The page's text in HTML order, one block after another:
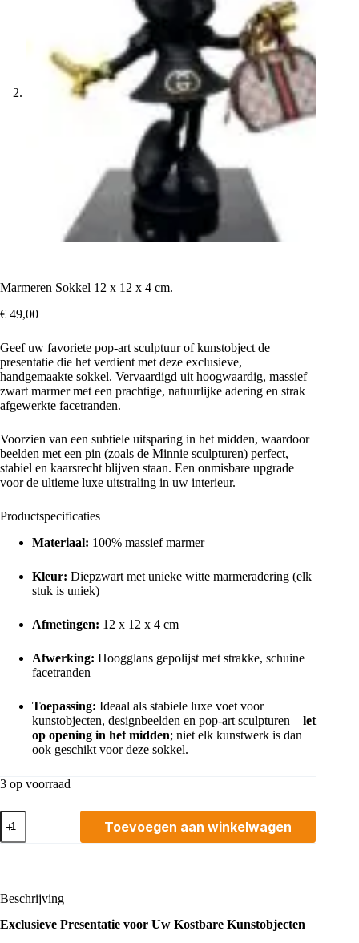
Marmeren Sokkel 12 x 12 x 4 cm.
€ 49,00
Geef uw favoriete pop-art sculptuur of kunstobject de
presentatie die het verdient met deze exclusieve,
handgemaakte sokkel. Vervaardigd uit hoogwaardig, massief
zwart marmer met een prachtige, natuurlijke adering en strak
afgewerkte facetranden.
Voorzien van een subtiele uitsparing in het midden, waardoor
beelden met een pin (zoals de Minnie sculpturen) perfect,
stabiel en kaarsrecht blijven staan. Een onmisbare upgrade
voor de ultieme luxe uitstraling in uw interieur.
Productspecificaties
Materiaal: 100% massief marmer
Kleur: Diepzwart met unieke witte marmeradering (elk
stuk is uniek)
Afmetingen: 12 x 12 x 4 cm
Afwerking: Hoogglans gepolijst met strakke, schuine
facetranden
Toepassing: Ideaal als stabiele luxe voet voor
kunstobjecten, designbeelden en pop-art sculpturen – let
op opening in het midden; niet elk kunstwerk is dan
ook geschikt voor deze sokkel.
3 op voorraad
Marmeren
Sokkel
12
4
aantal
Toevoegen aan winkelwagen
Beschrijving
Exclusieve Presentatie voor Uw Kostbare Kunstobjecten